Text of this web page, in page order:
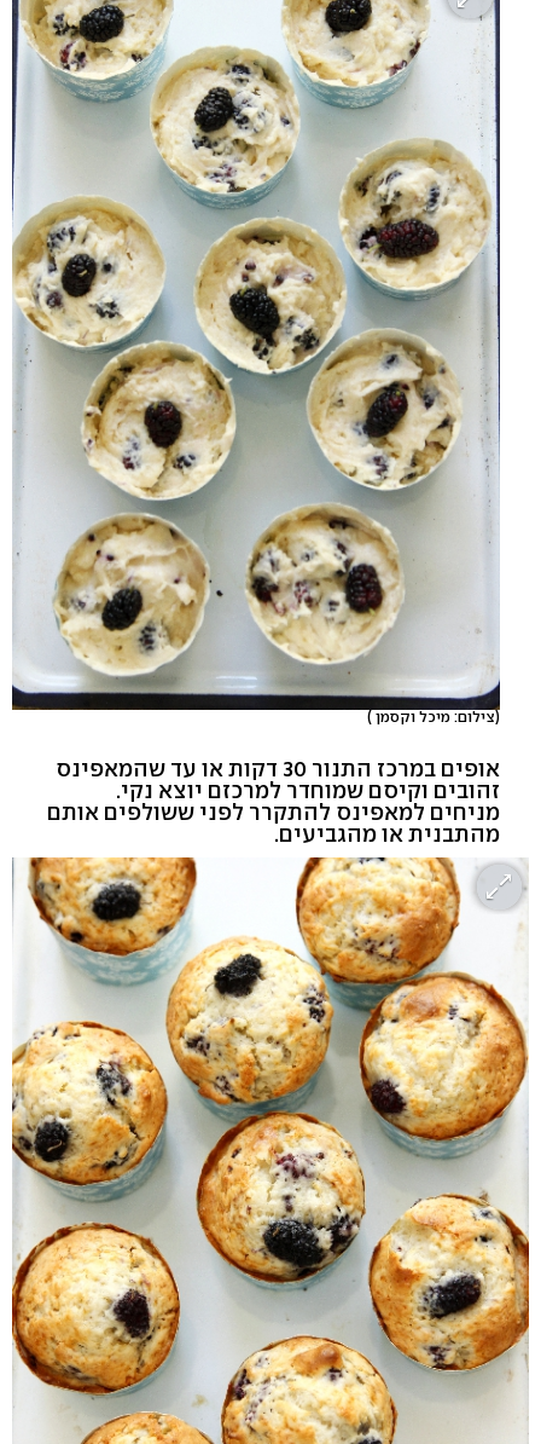
(צילום: מיכל וקסמן )
אופים במרכז התנור 30 דקות או עד שהמאפינס
זהובים וקיסם שמוחדר למרכזם יוצא נקי.
מניחים למאפינס להתקרר לפני ששולפים אותם
מהתבנית או מהגביעים.